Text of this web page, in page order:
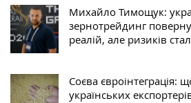
Михайло Тимощук:
зернотрейдинг
реалій, але ризиків
Соєва євроінтеграція:
українських